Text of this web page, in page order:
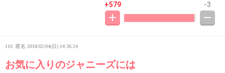
+579 -3
110. 匿名 2018/02/04(日) 14:36:24
お気に入りのジャニーズには